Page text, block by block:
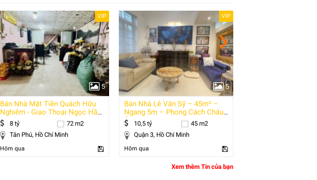
5
VIP
Bán Nhà Mặt Tiền Quách Hữu
Nghiêm - Giao Thoại Ngọc Hầu,
4x20m, 2
8 tỷ
72 m2
Tân Phú, Hồ Chí Minh
Hôm qua
5
VIP
Bán Nhà Lê Văn Sỹ – 45m² –
Ngang 5m – Phong Cách Châu
Âu – Sân
10,5 tỷ
45 m2
Quận 3, Hồ Chí Minh
Hôm qua
Xem thêm Tin của bạn